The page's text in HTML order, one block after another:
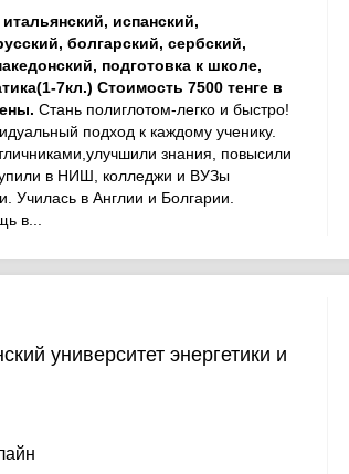
испанский,
болгарский, сербский,
подготовка к школе,
7кл.) Стоимость 7500 тенге в
Стань полиглотом-легко и быстро!
подход к каждому ученику.
знания, повысили
в НИШ, колледжи и ВУЗы
Училась в Англии и Болгарии.
в...
университет энергетики и